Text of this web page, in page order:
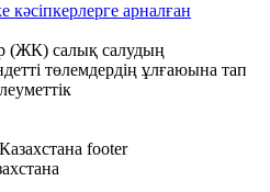
арналған
(ЖК) салық салудың
төлемдердің ұлғаюына тап